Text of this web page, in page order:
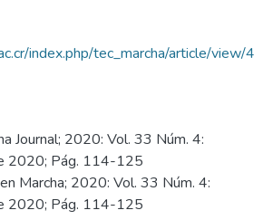
index.php/tec_marcha/article/view/4
Journal; 2020: Vol. 33 Núm. 4:
2020; Pág. 114-125
Marcha; 2020: Vol. 33 Núm. 4:
2020; Pág. 114-125